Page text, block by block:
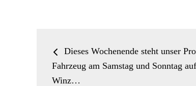
Beitrags-
Navigation
Dieses Wochenende steht unser
Fahrzeug am Samstag und Sonntag
Winz…